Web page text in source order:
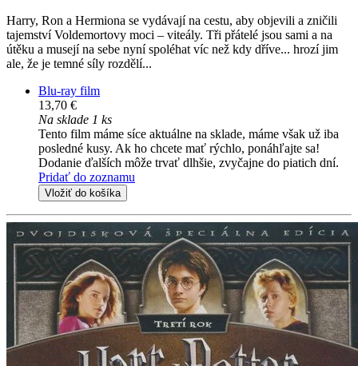
Harry, Ron a Hermiona se vydávají na cestu, aby objevili a zničili
tajemství Voldemortovy moci – viteály. Tři přátelé jsou sami a na
útěku a musejí na sebe nyní spoléhat víc než kdy dříve... hrozí jim
ale, že je temné síly rozdělí...
Blu-ray film
13,70 €
Na sklade 1 ks
Tento film máme síce aktuálne na sklade, máme však už iba
posledné kusy. Ak ho chcete mať rýchlo, ponáhľajte sa!
Dodanie ďalších môže trvať dlhšie, zvyčajne do piatich dní.
Pridať do zoznamu
Vložiť do košíka